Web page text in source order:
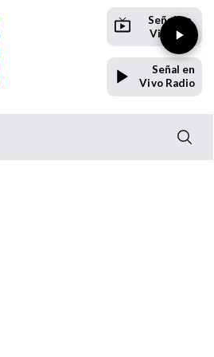
Señal en
Vivo TV
Señal en
Vivo Radio